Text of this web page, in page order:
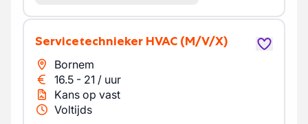
Servicetechnieker HVAC (M/V/X)
Bornem
16.5 - 21 / uur
Kans op vast
Voltijds